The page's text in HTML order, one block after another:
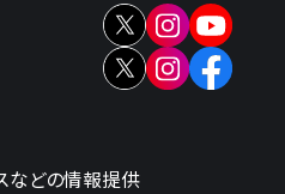
などの情報提供